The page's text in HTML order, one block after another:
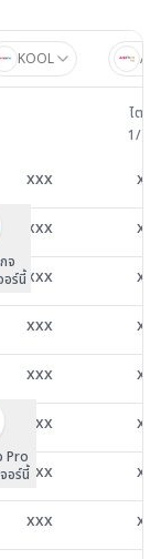
KOOL
ไตรมาส
2.01
0.00
5.55
37,928.00
0.00
0.00
0.00
0.00
ไตรม
1/
B
อร์นี้
B
อร์นี้
xxx
xxx
xxx
xxx
จ
อร์นี้
xxx
xxx
xxx
xxx
Pro
อร์นี้